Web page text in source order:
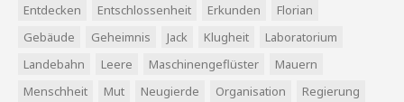
Entdecken
Entschlossenheit Erkunden
Florian
Gebäude
Geheimnis Jack Klugheit
Laboratorium
Landebahn
Leere Maschinengeflüster
Mauern
Menschheit
Mut Neugierde Organisation
Regierung